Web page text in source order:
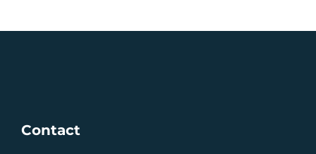
Contact